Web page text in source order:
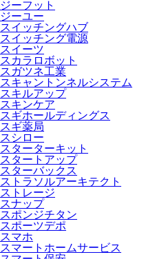
ジーフット
ジーユー
スイッチングハブ
スイッチング電源
スイーツ
スカラロボット
スガツネ工業
スキャントンネルシステム
スキルアップ
スキンケア
スギホールディングス
スギ薬局
スシロー
スターターキット
スタートアップ
スターバックス
ストラソルアーキテクト
ストレージ
スナップ
スポンジチタン
スポーツデポ
スマホ
スマートホームサービス